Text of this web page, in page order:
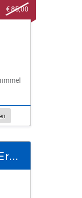
€ 85,00
Alpaka-Trekking für zwei Erwachsene und ein Kind